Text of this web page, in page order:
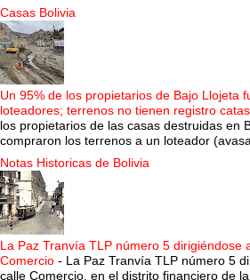
Casas Bolivia
Un 95% de los propietarios de Bajo Llojeta
loteadores; terrenos no tienen registro
los propietarios de las casas destruidas en
compraron los terrenos a un loteador
Notas Historicas de Bolivia
La Paz Tranvía TLP número 5 dirigiéndose
Comercio - La Paz Tranvía TLP número 5
calle Comercio, en el distrito financiero de